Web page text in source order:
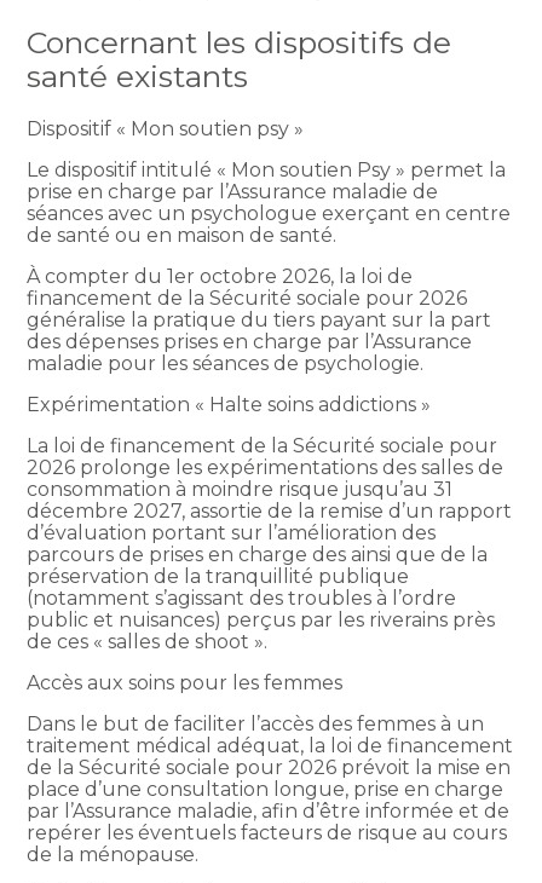
Concernant les dispositifs de
santé existants
Dispositif « Mon soutien psy »
Le dispositif intitulé « Mon soutien Psy » permet la
prise en charge par l’Assurance maladie de
séances avec un psychologue exerçant en centre
de santé ou en maison de santé.
À compter du 1er octobre 2026, la loi de
financement de la Sécurité sociale pour 2026
généralise la pratique du tiers payant sur la part
des dépenses prises en charge par l’Assurance
maladie pour les séances de psychologie.
Expérimentation « Halte soins addictions »
La loi de financement de la Sécurité sociale pour
2026 prolonge les expérimentations des salles de
consommation à moindre risque jusqu’au 31
décembre 2027, assortie de la remise d’un rapport
d’évaluation portant sur l’amélioration des
parcours de prises en charge des ainsi que de la
préservation de la tranquillité publique
(notamment s’agissant des troubles à l’ordre
public et nuisances) perçus par les riverains près
de ces « salles de shoot ».
Accès aux soins pour les femmes
Dans le but de faciliter l’accès des femmes à un
traitement médical adéquat, la loi de financement
de la Sécurité sociale pour 2026 prévoit la mise en
place d’une consultation longue, prise en charge
par l’Assurance maladie, afin d’être informée et de
repérer les éventuels facteurs de risque au cours
de la ménopause.